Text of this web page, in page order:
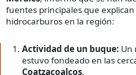
fuentes principales que
hidrocarburos en la región:
Actividad de un buque: Un
estuvo fondeado en las
Coatzacoalcos.